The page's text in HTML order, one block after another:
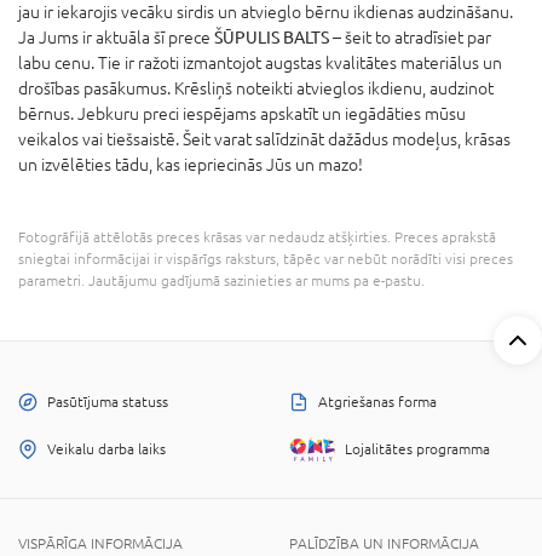
jau ir iekarojis vecāku sirdis un atvieglo bērnu ikdienas audzināšanu.
Ja Jums ir aktuāla šī prece ŠŪPULIS BALTS– šeit to atradīsiet par
labu cenu. Tie ir ražoti izmantojot augstas kvalitātes materiālus un
drošības pasākumus. Krēsliņš noteikti atvieglos ikdienu, audzinot
bērnus. Jebkuru preci iespējams apskatīt un iegādāties mūsu
veikalos vai tiešsaistē. Šeit varat salīdzināt dažādus modeļus, krāsas
un izvēlēties tādu, kas iepriecinās Jūs un mazo!
Fotogrāfijā attēlotās preces krāsas var nedaudz atšķirties. Preces aprakstā
sniegtai informācijai ir vispārīgs raksturs, tāpēc var nebūt norādīti visi preces
parametri. Jautājumu gadījumā sazinieties ar mums pa e-pastu.
Pasūtījuma statuss Atgriešanas forma
Veikalu darba laiks Lojalitātes programma
VISPĀRĪGA INFORMĀCIJA
PALĪDZĪBA UN INFORMĀCIJA